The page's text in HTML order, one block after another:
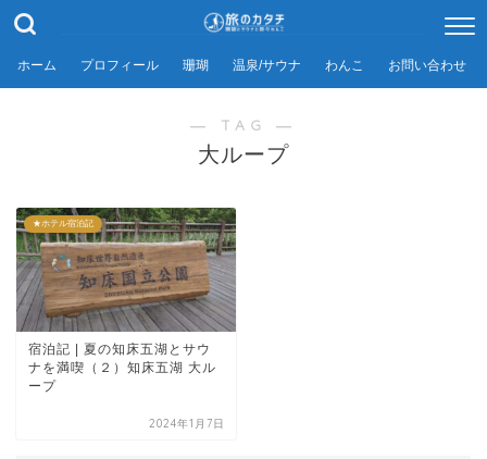
ホーム プロフィール 珊瑚 温泉/サウナ わんこ お問い合わせ
― TAG ―
大ループ
★ホテル宿泊記
宿泊記 | 夏の知床五湖とサウ
ナを満喫（２）知床五湖 大ル
ープ
2024年1月7日